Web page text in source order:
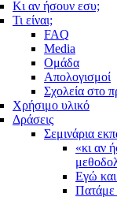
Κι αν ήσουν εσυ;
Τι είναι;
FAQ
Media
Ομάδα
Απολογισμοί
Σχολεία στο
Χρήσιμο υλικό
Δράσεις
Σεμινάρια
«κι αν
Εγώ
Πατάμε